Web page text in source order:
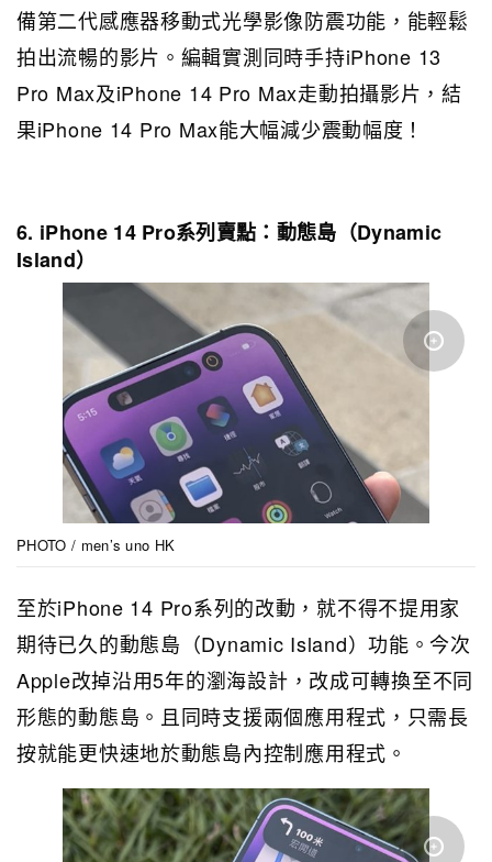
備第二代感應器移動式光學影像防震功能，能輕鬆
拍出流暢的影片。編輯實測同時手持iPhone 13
Pro Max及iPhone 14 Pro Max走動拍攝影片，結
果iPhone 14 Pro Max能大幅減少震動幅度！
6. iPhone 14 Pro系列賣點：動態島（Dynamic
Island）
PHOTO / men’s uno HK
至於iPhone 14 Pro系列的改動，就不得不提用家
期待已久的動態島（Dynamic Island）功能。今次
Apple改掉沿用5年的瀏海設計，改成可轉換至不同
形態的動態島。且同時支援兩個應用程式，只需長
按就能更快速地於動態島內控制應用程式。